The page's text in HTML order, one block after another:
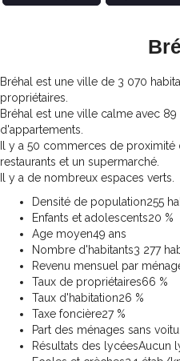
Bréhal est une ville de 3 070
propriétaires.
Bréhal est une ville calme avec 89
d'appartements.
Il y a 50 commerces de
restaurants et un supermarché.
Il y a de nombreux espaces verts.
Densité de population255
Enfants et adolescents20 %
Age moyen49 ans
Nombre d'habitants3 277
Revenu mensuel par
Taux de propriétaires66 %
Taux d'habitation26 %
Taxe foncière27 %
Part des ménages sans
Résultats des lycéesAucun